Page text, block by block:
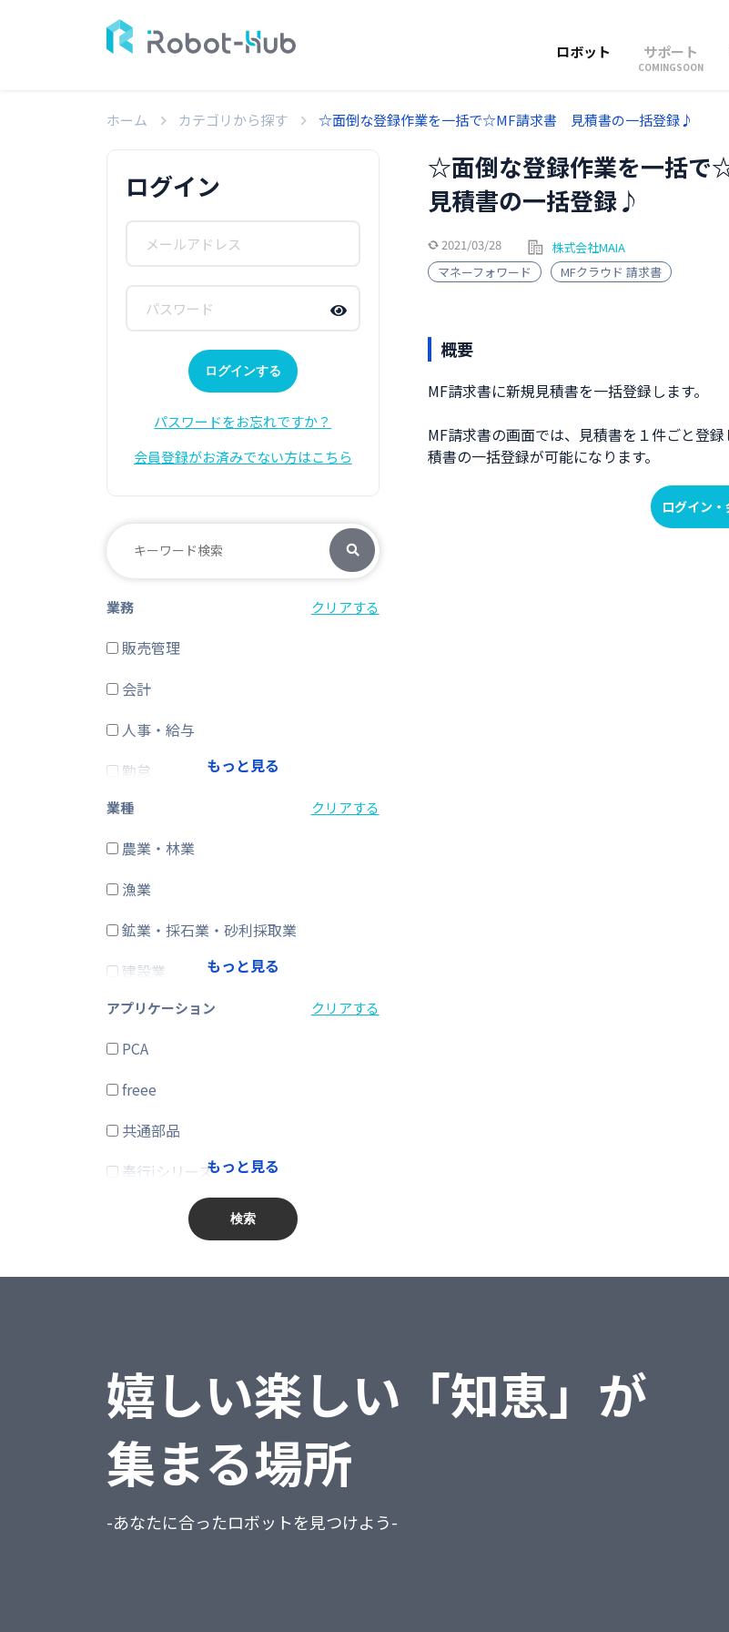
ロボット サポート
COMINGSOON
ホーム カテゴリから探す ☆面倒な登録作業を一括で☆MF請求書 見積書の一括登録♪
☆面倒な登録作業を一括
見積書の一括登録♪
2021/03/28
株式会社MAIA
マネーフォワード
MFクラウド 請求書
概要
MF請求書に新規見積書を一括登録します。
MF請求書の画面では、見積書を１件ごと登
積書の一括登録が可能になります。
ログイン
ログイン
ログインする
パスワードをお忘れですか？
会員登録がお済みでない方はこちら
業務 クリアする
販売管理
会計
人事・給与
勤怠
経費精算
CRM・SFA
ERP
在庫購買
その他
もっと見る
業種 クリアする
農業・林業
漁業
鉱業・採石業・砂利採取業
建設業
製造業
電気・ガス・熱供給・水道業
情報通信業
運輸業、郵便業
卸売業、小売業
金融業、保険業
生活関連サービス業・娯楽業
教育、学習支援業
医療、福祉
もっと見る
アプリケーション クリアする
PCA
freee
共通部品
奉行iシリーズ
就業奉行
人事奉行
PCA商魂DX
もっと見る
検索
嬉しい楽しい「知恵」が
集まる場所
-あなたに合ったロボットを見つけよう-